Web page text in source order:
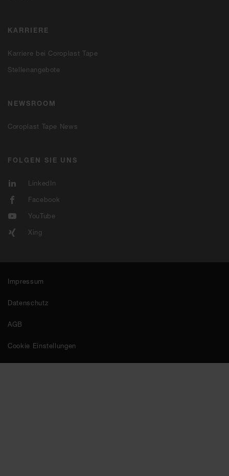
KARRIERE
Karriere bei Coroplast Tape
Stellenangebote
NEWSROOM
Coroplast Tape News
FOLGEN SIE UNS
LinkedIn
Facebook
YouTube
Xing
Impressum
Datenschutz
AGB
Cookie Einstellungen